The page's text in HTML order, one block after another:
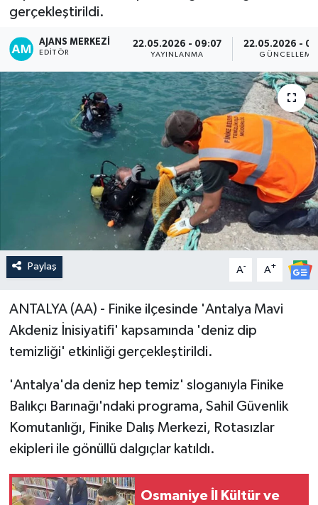
gerçekleştirildi.
AJANS MERKEZI
EDITÖR
22.05.2026 - 09:07
YAYINLANMA
22.05.2026 -
GÜNCELLEME
Paylaş A- A+
ANTALYA (AA) - Finike ilçesinde 'Antalya Mavi
Akdeniz İnisiyatifi' kapsamında 'deniz dip
temizliği' etkinliği gerçekleştirildi.
'Antalya'da deniz hep temiz' sloganıyla Finike
Balıkçı Barınağı'ndaki programa, Sahil Güvenlik
Komutanlığı, Finike Dalış Merkezi, Rotasızlar
ekipleri ile gönüllü dalgıçlar katıldı.
Osmaniye İl Kültür ve